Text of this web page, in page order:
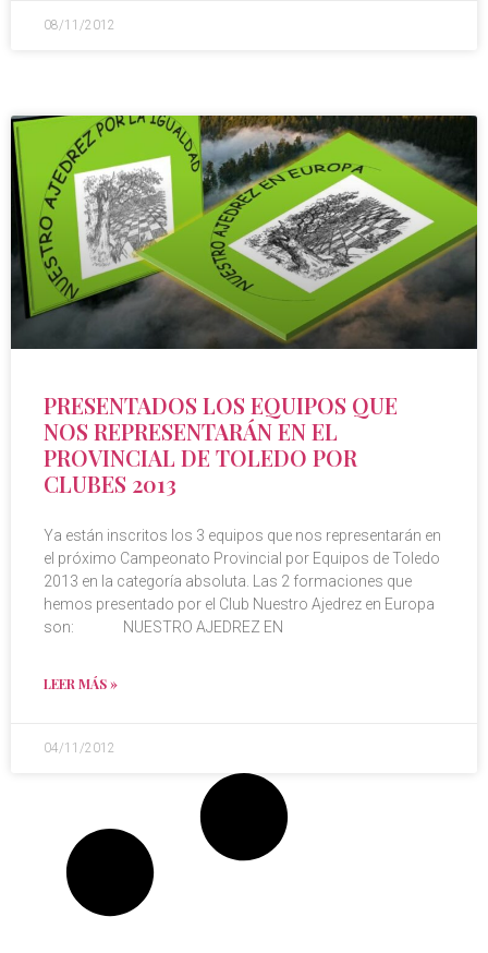
08/11/2012
PRESENTADOS LOS EQUIPOS QUE
NOS REPRESENTARÁN EN EL
PROVINCIAL DE TOLEDO POR
CLUBES 2013
Ya están inscritos los 3 equipos que nos representarán en
el próximo Campeonato Provincial por Equipos de Toledo
2013 en la categoría absoluta. Las 2 formaciones que
hemos presentado por el Club Nuestro Ajedrez en Europa
son: NUESTRO AJEDREZ EN
LEER MÁS »
04/11/2012